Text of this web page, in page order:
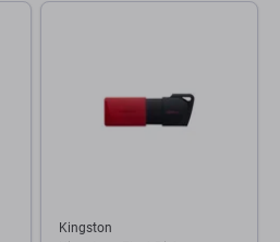
Kingston